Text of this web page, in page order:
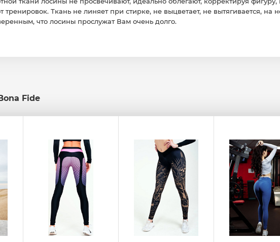
тренировок. Ткань не линяет при стирке, не выцветает, не вытягивается, на
что лосины прослужат Вам очень долго.
Fide